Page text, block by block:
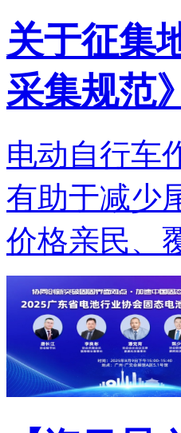
关于征集
采集规范》
电动自行车
有助于减少
价格亲民、